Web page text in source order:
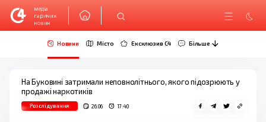
медіа
гарячих
новин
Новини Місто Ексклюзив C4 Більше
На Буковині затримали неповнолітнього, якого підозрюють у
продажі наркотиків
Розслідування 26.06 17:40